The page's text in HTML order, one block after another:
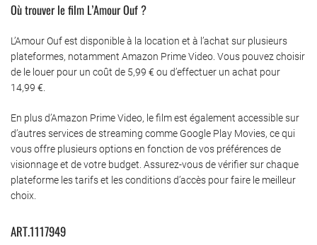
Où trouver le film L’Amour Ouf ?
L’Amour Ouf est disponible à la location et à l’achat sur plusieurs
plateformes, notamment Amazon Prime Video. Vous pouvez choisir
de le louer pour un coût de 5,99 € ou d’effectuer un achat pour
14,99 €.
En plus d’Amazon Prime Video, le film est également accessible sur
d’autres services de streaming comme Google Play Movies, ce qui
vous offre plusieurs options en fonction de vos préférences de
visionnage et de votre budget. Assurez-vous de vérifier sur chaque
plateforme les tarifs et les conditions d’accès pour faire le meilleur
choix.
ART.1117949